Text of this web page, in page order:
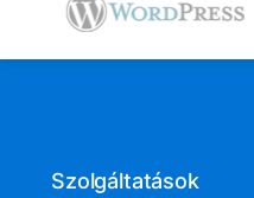
Szolgáltatások